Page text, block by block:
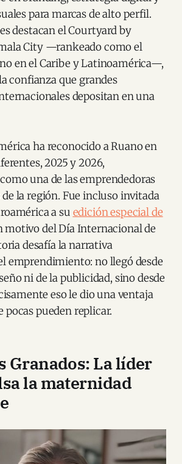
para marcas de alto perfil.
destacan el Courtyard by
City —rankeado como el
en el Caribe y Latinoamérica—,
confianza que grandes
depositan en una
ha reconocido a Ruano en
2025 y 2026,
una de las emprendedoras
de la región. Fue incluso invitada
a su edición especial de
motivo del Día Internacional de
desafía la narrativa
emprendimiento: no llegó desde
ni de la publicidad, sino desde
eso le dio una ventaja
pueden replicar.
Granados: La líder
la maternidad